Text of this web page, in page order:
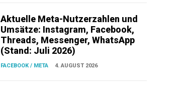
Aktuelle Meta-Nutzerzahlen und
Umsätze: Instagram, Facebook,
Threads, Messenger, WhatsApp
(Stand: Juli 2026)
FACEBOOK / META 4. AUGUST 2026